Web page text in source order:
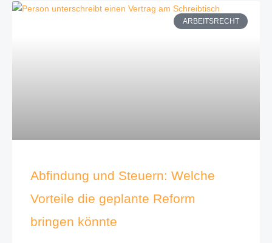
ARBEITSRECHT
Abfindung und Steuern: Welche
Vorteile die geplante Reform
bringen könnte